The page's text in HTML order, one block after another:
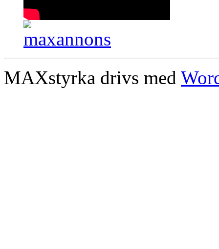
MAXstyrka drivs med